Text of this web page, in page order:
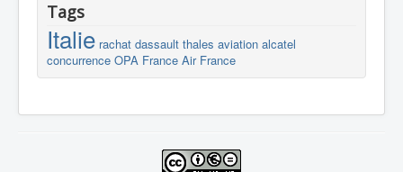
Tags
Italie rachat dassault thales aviation alcatel
concurrence OPA France Air France